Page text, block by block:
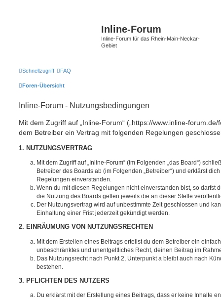
Inline-Forum
Inline-Forum für das Rhein-Main-Neckar-
Gebiet
Schnellzugriff FAQ
Foren-Übersicht
Inline-Forum - Nutzungsbedingungen
Mit dem Zugriff auf „Inline-Forum“ („https://www.inline-
dem Betreiber ein Vertrag mit folgenden Regelungen
1. NUTZUNGSVERTRAG
Mit dem Zugriff auf „Inline-Forum“ (im Folgenden „das Board“)
Betreiber des Boards ab (im Folgenden „Betreiber“) und erklärst
Regelungen einverstanden.
Wenn du mit diesen Regelungen nicht einverstanden bist, so darfst
die Nutzung des Boards gelten jeweils die an dieser Stelle
Der Nutzungsvertrag wird auf unbestimmte Zeit geschlossen und
Einhaltung einer Frist jederzeit gekündigt werden.
2. EINRÄUMUNG VON NUTZUNGSRECHTEN
Mit dem Erstellen eines Beitrags erteilst du dem Betreiber ein
unbeschränktes und unentgeltliches Recht, deinen Beitrag im
Das Nutzungsrecht nach Punkt 2, Unterpunkt a bleibt auch nach
bestehen.
3. PFLICHTEN DES NUTZERS
Du erklärst mit der Erstellung eines Beitrags, dass er keine Inhalte